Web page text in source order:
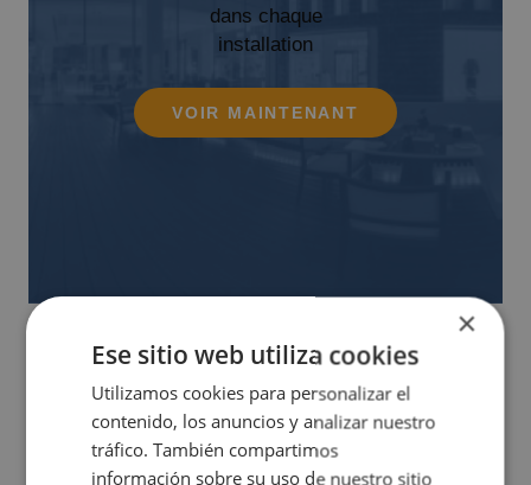
dans chaque
installation
VOIR MAINTENANT
×
Ese sitio web utiliza cookies
Utilizamos cookies para personalizar el
contenido, los anuncios y analizar nuestro
tráfico. También compartimos
información sobre su uso de nuestro sitio